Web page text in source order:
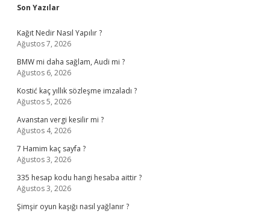
Sidebar
Son Yazılar
Kağıt Nedir Nasıl Yapılır ?
Ağustos 7, 2026
BMW mi daha sağlam, Audi mi ?
Ağustos 6, 2026
Kostić kaç yıllık sözleşme imzaladı ?
Ağustos 5, 2026
Avanstan vergi kesilir mi ?
Ağustos 4, 2026
7 Hamim kaç sayfa ?
Ağustos 3, 2026
335 hesap kodu hangi hesaba aittir ?
Ağustos 3, 2026
Şimşir oyun kaşığı nasıl yağlanır ?